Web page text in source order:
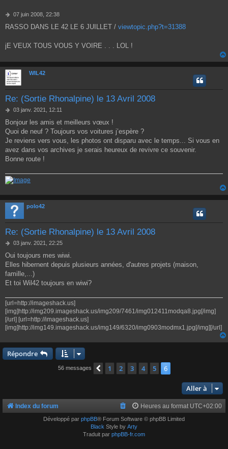
M
s
a
07 juin 2008, 22:38
RASSO DANS LE 42 LE 6 JUILLET / viewtopic.php?t=31388
jE VEUX TOUS VOUS Y VOIRE . . . LOL !
WIL42
Re: (Sortie Rhonalpine) le 13 Avril 2008
M
s
s
a
g
03 janv. 2021, 12:11
Bonjour les amis et meilleurs vœux !
Quoi de neuf ? Toujours vos voitures j’espère ?
Je reviens vers vous, les photos ont disparu avec le temps... Si vous en
avez dans vos archives je serais heureux de revivre ce souvenir.
Bonne route !
polo42
Re: (Sortie Rhonalpine) le 13 Avril 2008
M
s
s
a
g
03 janv. 2021, 22:25
Oui toujours mes wiwi.
Elles hibernent depuis plusieurs années, d'autres projets (maison,
famille,...)
Et toi Wil42 toujours en wiwi?
[url=http://imageshack.us]
[img]http://img209.imageshack.us/img209/7461/img012411modqa8.jpg[/img]
[/url] [url=http://imageshack.us]
[img]http://img149.imageshack.us/img149/6320/img0903modmx1.jpg[/img][/url]
Répondre
56 messages Précédente
1 2 3 4 5 6
Aller à
Index du forum Heures au format UTC+02:00
Développé par phpBB® Forum Software © phpBB Limited
Black Style by Arty
Traduit par phpBB-fr.com